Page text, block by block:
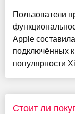
Пользователи
Apple
подключённых
популярности
Стоит ли